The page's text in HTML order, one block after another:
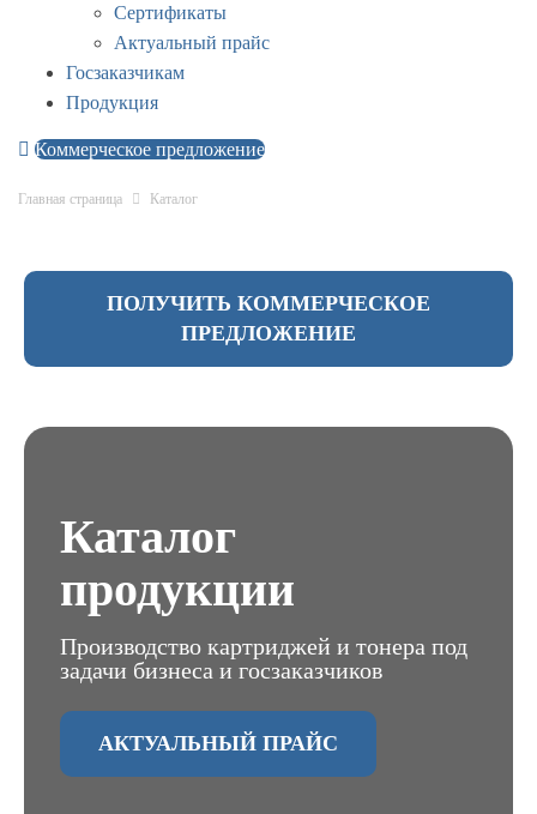
Сертификаты
Актуальный прайс
Госзаказчикам
Продукция
Коммерческое предложение
Главная страница Каталог
ПОЛУЧИТЬ КОММЕРЧЕСКОЕ
ПРЕДЛОЖЕНИЕ
Каталог
продукции
Производство картриджей и тонера под
задачи бизнеса и госзаказчиков
АКТУАЛЬНЫЙ ПРАЙС